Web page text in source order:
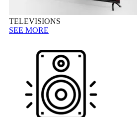
TELEVISIONS
SEE MORE